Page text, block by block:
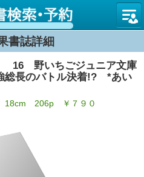
図書館
書誌詳細
16 野いちごジュニア文庫
総長のバトル決着!? *あい
206p ￥７９０